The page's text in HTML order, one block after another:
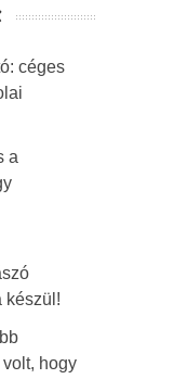
céges
a
készül!
hogy